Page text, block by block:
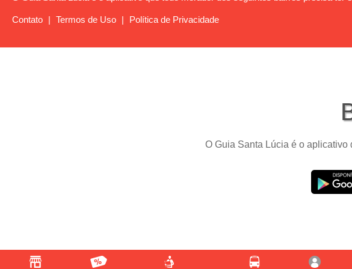
Contato | Termos de Uso | Política de Privacidade
O Guia Santa Lúcia é o